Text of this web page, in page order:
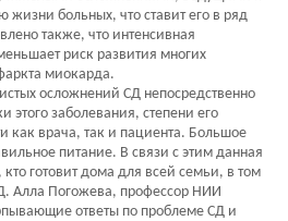
больных, что ставит его в ряд
также, что интенсивная
риск развития многих
миокарда.
осложнений СД непосредственно
этого заболевания, степени его
как врача, так и пациента. Большое
питание. В связи с этим данная
готовит дома для всей семьи, в том
Алла Погожева, профессор НИИ
ответы по проблеме СД и